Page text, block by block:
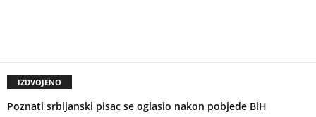
IZDVOJENO
Poznati srbijanski pisac se oglasio nakon pobjede BiH